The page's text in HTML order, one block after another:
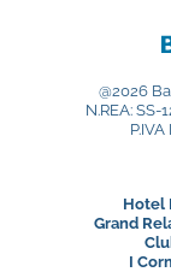
@2026
N.REA:
Hotel
Grand
I